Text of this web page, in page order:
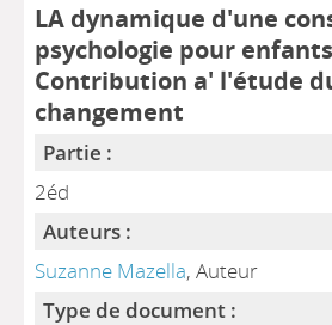
LA dynamique d'une
psychologie pour
Contribution a' l'étude
changement
Partie :
2éd
Auteurs :
Suzanne Mazella, Auteur
Type de document :